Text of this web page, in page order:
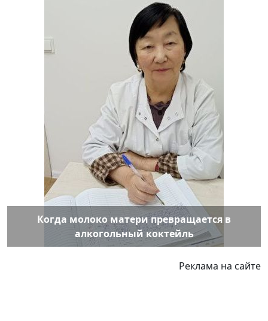
Когда молоко матери превращается в
алкогольный коктейль
Реклама на сайте